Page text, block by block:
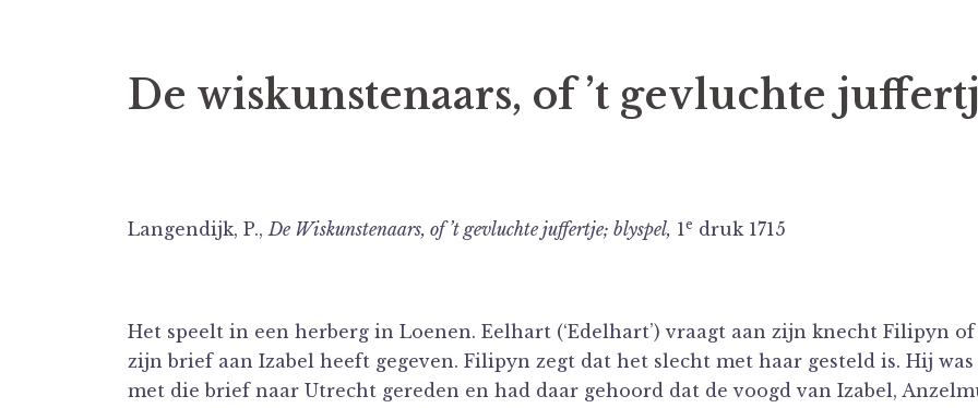
De wiskunstenaars, of ’t gevluchte
Langendijk, P.,De Wiskunstenaars, of ’t gevluchte juffertje; blyspel, 1e druk 1715
Het speelt in een herberg in Loenen. Eelhart (‘Edelhart’) vraagt aan zijn knecht Filipyn
zijn brief aan Izabel heeft gegeven. Filipyn zegt dat het slecht met haar gesteld is. Hij was
met die brief naar Utrecht gereden en had daar gehoord dat de voogd van Izabel,